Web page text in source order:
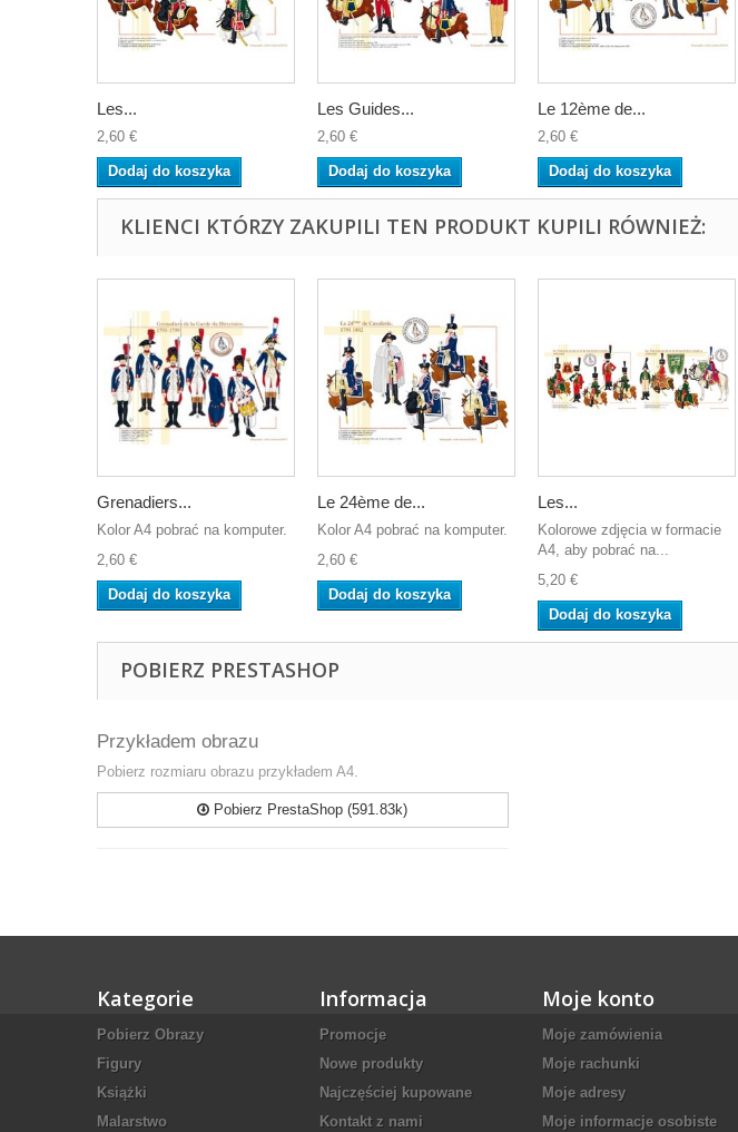
Les...
2,60 €
Dodaj do koszyka
Les Guides...
2,60 €
Dodaj do koszyka
Le 12ème de...
2,60 €
Dodaj do koszyka
KLIENCI KTÓRZY ZAKUPILI TEN PRODUKT KUPILI RÓWNIEŻ:
Grenadiers...
Kolor A4 pobrać na komputer.
2,60 €
Dodaj do koszyka
Le 24ème de...
Kolor A4 pobrać na komputer.
2,60 €
Dodaj do koszyka
Les...
Kolorowe zdjęcia w formacie
A4, aby pobrać na...
5,20 €
Dodaj do koszyka
POBIERZ PRESTASHOP
Przykładem obrazu
Pobierz rozmiaru obrazu przykładem A4.
Pobierz PrestaShop (591.83k)
Kategorie
Pobierz Obrazy
Figury
Książki
Malarstwo
Informacja
Promocje
Nowe produkty
Najczęściej kupowane
Kontakt z nami
Moje konto
Moje zamówienia
Moje rachunki
Moje adresy
Moje informacje osobiste